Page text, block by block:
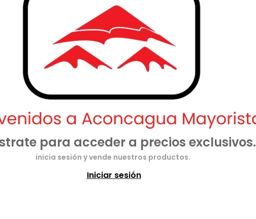
para acceder a precios exclusivos.
inicia sesión y vende nuestros productos.
Iniciar sesión